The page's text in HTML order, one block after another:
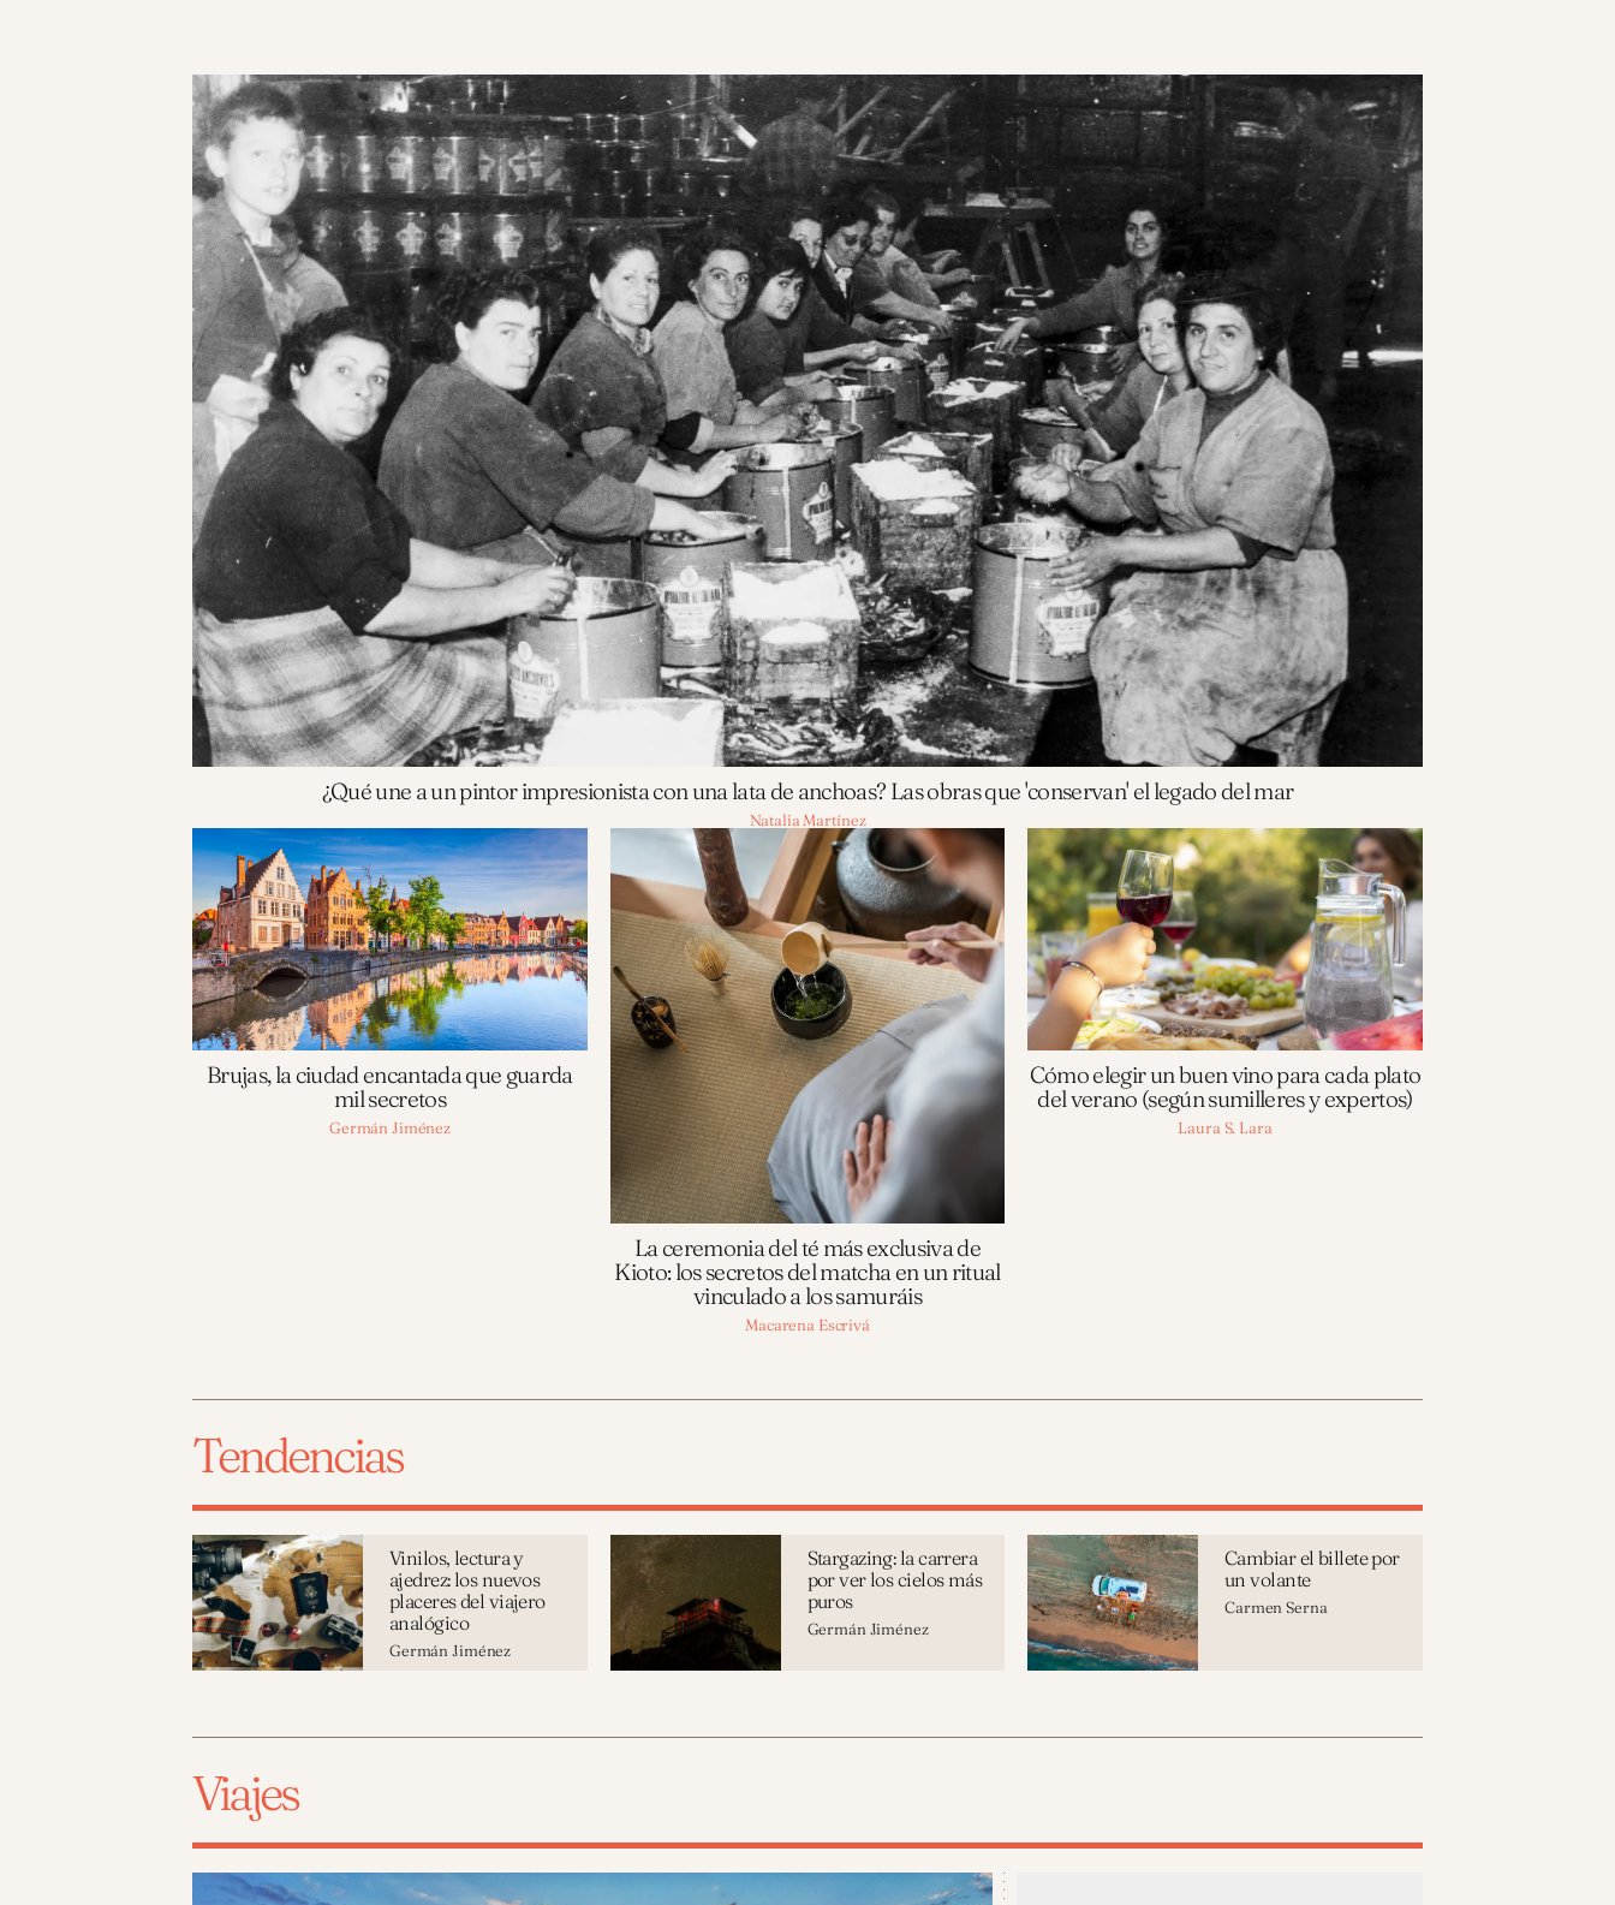
¿Qué une a un pintor impresionista con una lata de anchoas? Las obras que 'conservan' el legado del mar
Natalia Martínez
Brujas, la ciudad encantada que guarda
mil secretos
Germán Jiménez
La ceremonia del té más exclusiva de
Kioto: los secretos del matcha en un ritual
vinculado a los samuráis
Macarena Escrivá
Cómo elegir un buen vino para cada plato
del verano (según sumilleres y expertos)
Laura S. Lara
Tendencias
Vinilos, lectura y
ajedrez: los nuevos
placeres del viajero
analógico
Germán Jiménez
Stargazing: la carrera
por ver los cielos más
puros
Germán Jiménez
Cambiar el billete por
un volante
Carmen Serna
Viajes